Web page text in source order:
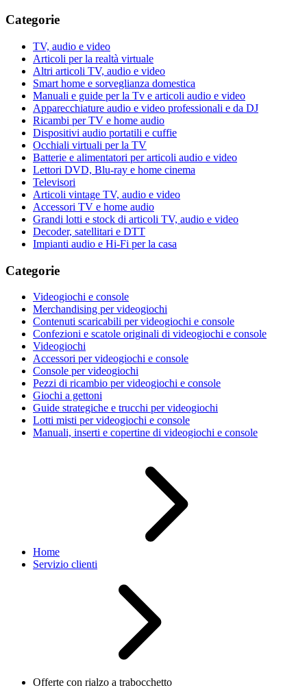
Categorie
TV, audio e video
Articoli per la realtà virtuale
Altri articoli TV, audio e video
Smart home e sorveglianza domestica
Manuali e guide per la Tv e articoli audio e video
Apparecchiature audio e video professionali e da DJ
Ricambi per TV e home audio
Dispositivi audio portatili e cuffie
Occhiali virtuali per la TV
Batterie e alimentatori per articoli audio e video
Lettori DVD, Blu-ray e home cinema
Televisori
Articoli vintage TV, audio e video
Accessori TV e home audio
Grandi lotti e stock di articoli TV, audio e video
Decoder, satellitari e DTT
Impianti audio e Hi-Fi per la casa
Categorie
Videogiochi e console
Merchandising per videogiochi
Contenuti scaricabili per videogiochi e console
Confezioni e scatole originali di videogiochi e console
Videogiochi
Accessori per videogiochi e console
Console per videogiochi
Pezzi di ricambio per videogiochi e console
Giochi a gettoni
Guide strategiche e trucchi per videogiochi
Lotti misti per videogiochi e console
Manuali, inserti e copertine di videogiochi e console
Home
Servizio clienti
Offerte con rialzo a trabocchetto